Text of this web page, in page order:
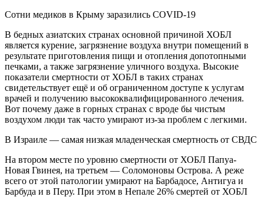
Сотни медиков в Крыму заразились COVID-19
В бедных азиатских странах основной причиной ХОБЛ
является курение, загрязнение воздуха внутри помещений в
результате приготовления пищи и отопления допотопными
печками, а также загрязнение уличного воздуха. Высокие
показатели смертности от ХОБЛ в таких странах
свидетельствует ещё и об ограниченном доступе к услугам
врачей и получению высококвалифицированного лечения.
Вот почему даже в горных странах с вроде бы чистым
воздухом люди так часто умирают из-за проблем с легкими.
В Израиле — самая низкая младенческая смертность от СВДС
На втором месте по уровню смертности от ХОБЛ Папуа-
Новая Гвинея, на третьем — Соломоновы Острова. А реже
всего от этой патологии умирают на Барбадосе, Антигуа и
Барбуда и в Перу. При этом в Непале 26% смертей от ХОБЛ